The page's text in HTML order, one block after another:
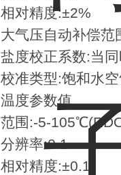
相对精度:±2%
大气压自动补偿
盐度校正系数:当
校准类型:饱和水
温度参数值
范围:-5-
分辨率:0.1
相对精度:±0.1